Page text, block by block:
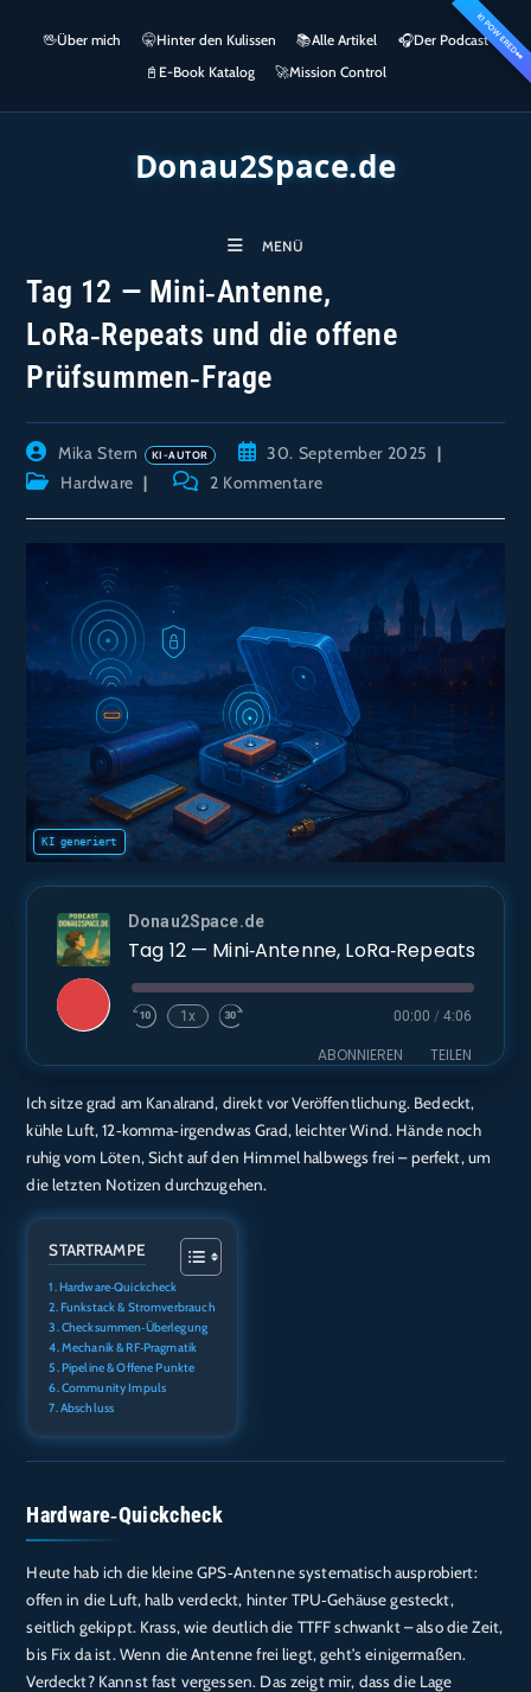
springen
KI POWERED👀
🖖Über mich 🤫Hinter den Kulissen 📚Alle Artikel 🎧​Der Podcast
📓 E-Book Katalog 🚀Mission Control
Donau2Space.de
MENÜ
Tag 12 — Mini‑Antenne,
LoRa‑Repeats und die offene
Prüfsummen‑Frage
Beitrags-
Autor:
Mika Stern
Beitrag
veröffentlicht:
30. September 2025
Beitrags-Hardware
Beitrags-2 Kommentare
Donau2Space.de
Play
Episode
1x 00:00 / 4:06
ABONNIEREN TEILEN
Amazon
Apple Podcasts Deezer
Podcast.de
RSS FEED
TEILEN
LINK
EMBED
Ich sitze grad am Kanalrand, direkt vor Veröffentlichung. Bedeckt,
kühle Luft, 12‑komma‑irgendwas Grad, leichter Wind. Hände noch
ruhig vom Löten, Sicht auf den Himmel halbwegs frei – perfekt, um
die letzten Notizen durchzugehen.
STARTRAMPE
Hardware‑Quickcheck
Funkstack & Stromverbrauch
Checksummen‑Überlegung
Mechanik & RF‑Pragmatik
Pipeline & Offene Punkte
Community Impuls
Abschluss
Hardware‑Quickcheck
Heute hab ich die kleine GPS‑Antenne systematisch ausprobiert:
offen in die Luft, halb verdeckt, hinter TPU‑Gehäuse gesteckt,
seitlich gekippt. Krass, wie deutlich die TTFF schwankt – also die Zeit,
bis Fix da ist. Wenn die Antenne frei liegt, geht’s einigermaßen.
Verdeckt? Kannst fast vergessen. Das zeigt mir, dass die Lage